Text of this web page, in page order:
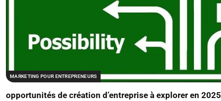
MARKETING POUR ENTREPRENEURS
opportunités de création d’entreprise à explorer en 2025